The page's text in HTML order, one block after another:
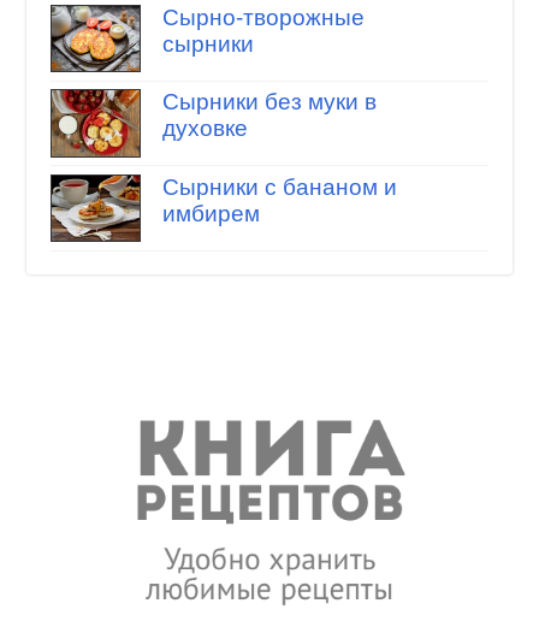
Сырно-творожные
сырники
Сырники без муки в
духовке
Сырники с бананом и
имбирем